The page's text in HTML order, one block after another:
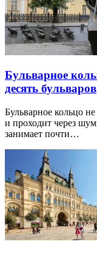
Бульварное
десять бульваров
Бульварное кольцо
и проходит через
занимает почти…